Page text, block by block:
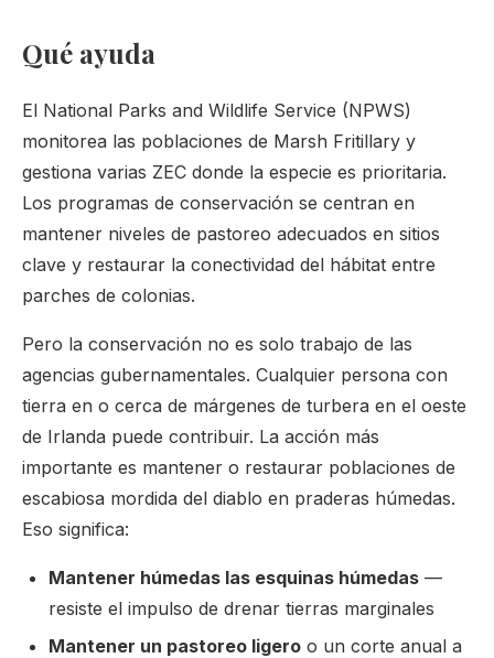
Qué ayuda
El National Parks and Wildlife Service (NPWS)
monitorea las poblaciones de Marsh Fritillary y
gestiona varias ZEC donde la especie es prioritaria.
Los programas de conservación se centran en
mantener niveles de pastoreo adecuados en sitios
clave y restaurar la conectividad del hábitat entre
parches de colonias.
Pero la conservación no es solo trabajo de las
agencias gubernamentales. Cualquier persona con
tierra en o cerca de márgenes de turbera en el oeste
de Irlanda puede contribuir. La acción más
importante es mantener o restaurar poblaciones de
escabiosa mordida del diablo en praderas húmedas.
Eso significa:
Mantener húmedas las esquinas húmedas —
resiste el impulso de drenar tierras marginales
Mantener un pastoreo ligero o un corte anual a